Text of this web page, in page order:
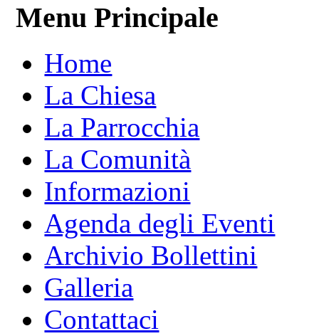
Menu Principale
Home
La Chiesa
La Parrocchia
La Comunità
Informazioni
Agenda degli Eventi
Archivio Bollettini
Galleria
Contattaci